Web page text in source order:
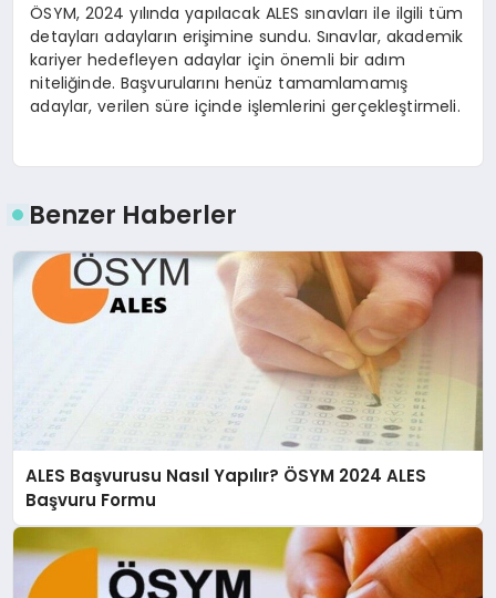
ÖSYM, 2024 yılında yapılacak ALES sınavları ile ilgili tüm
detayları adayların erişimine sundu. Sınavlar, akademik
kariyer hedefleyen adaylar için önemli bir adım
niteliğinde. Başvurularını henüz tamamlamamış
adaylar, verilen süre içinde işlemlerini gerçekleştirmeli.
Benzer Haberler
ALES Başvurusu Nasıl Yapılır? ÖSYM 2024 ALES
Başvuru Formu